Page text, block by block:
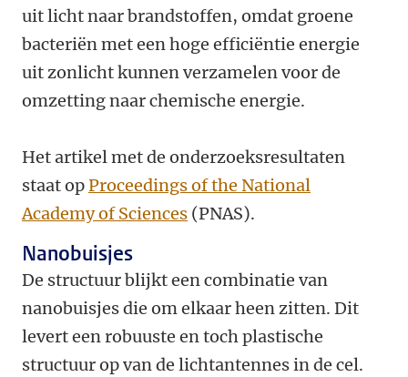
uit licht naar brandstoffen, omdat groene
bacteriën met een hoge efficiëntie energie
uit zonlicht kunnen verzamelen voor de
omzetting naar chemische energie.
Het artikel met de onderzoeksresultaten
staat opProceedings of the National
Academy of Sciences (PNAS).
Nanobuisjes
De structuur blijkt een combinatie van
nanobuisjes die om elkaar heen zitten. Dit
levert een robuuste en toch plastische
structuur op van de lichtantennes in de cel.